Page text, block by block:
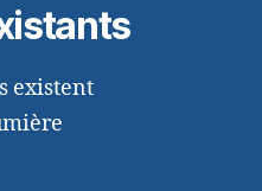
existent